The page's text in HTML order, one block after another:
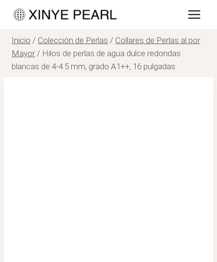
Saltar
contenido
Inicio / Colección de Perlas / Collares de Perlas al por
Mayor / Hilos de perlas de agua dulce redondas
blancas de 4-4.5 mm, grado A1++, 16 pulgadas